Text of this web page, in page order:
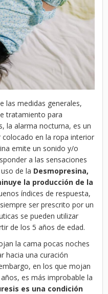
las medidas generales,
tratamiento para
la alarma nocturna, es un
en la ropa interior
emite un sonido y/o
a las sensaciones
de la Desmopresina,
la producción de la
índices de respuesta,
ser prescrito por un
se pueden utilizar
de los 5 años de edad.
la cama pocas noches
hacia una curación
en los que mojan
es más improbable la
es una condición